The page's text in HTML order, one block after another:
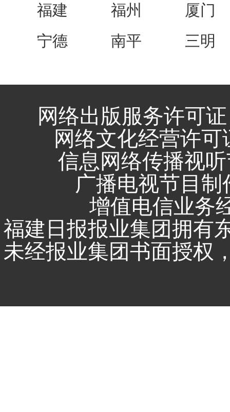
福建
福州
厦门
宁德
南平 三明
网络出版服务许可
网络文化经营许可
信息网络传播视
广播电视节目
增值电信业务
福建日报报业集团拥有
未经报业集团书面授权